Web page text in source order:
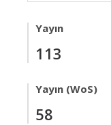
Yayın
113
Yayın (WoS)
58